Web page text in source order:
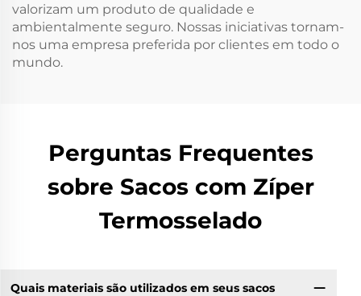
valorizam um produto de qualidade e
ambientalmente seguro. Nossas iniciativas tornam-
nos uma empresa preferida por clientes em todo o
mundo.
Perguntas Frequentes
sobre Sacos com Zíper
Termosselado
Quais materiais são utilizados em seus sacos